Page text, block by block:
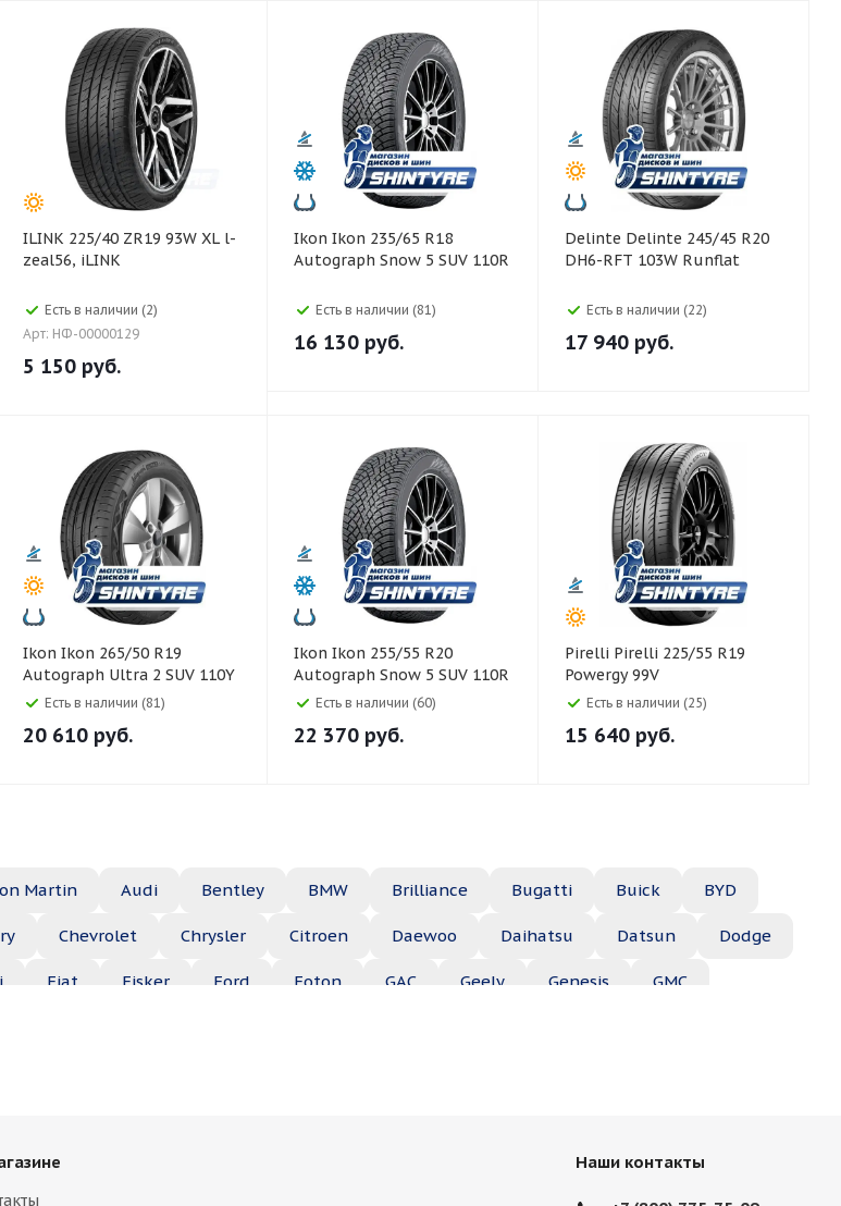
ILINK 225/40 ZR19 93W XL l-
zeal56, iLINK
Есть в наличии (2)
Арт: НФ-00000129
5 150 руб.
Ikon Ikon 235/65 R18
Autograph Snow 5 SUV 110R
Есть в наличии (81)
16 130 руб.
Delinte Delinte 245/45 R20
DH6-RFT 103W Runflat
Есть в наличии (22)
17 940 руб.
Ikon Ikon 265/50 R19
Autograph Ultra 2 SUV 110Y
Есть в наличии (81)
20 610 руб.
Ikon Ikon 255/55 R20
Autograph Snow 5 SUV 110R
Есть в наличии (60)
22 370 руб.
Pirelli Pirelli 225/55 R19
Powergy 99V
Есть в наличии (25)
15 640 руб.
Martin Audi Bentley BMW Brilliance Bugatti Buick BYD
Chevrolet Chrysler Citroen Daewoo Daihatsu Datsun Dodge
Fiat Fisker Ford Foton GAC Geely Genesis GMC
Peugeot Renault Rolls-Royce
Наши контакты